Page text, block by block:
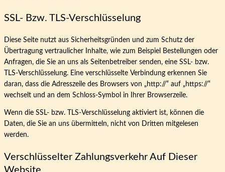
SSL- Bzw. TLS-Verschlüsselung
Diese Seite nutzt aus Sicherheitsgründen und zum Schutz der
Übertragung vertraulicher Inhalte, wie zum Beispiel Bestellungen oder
Anfragen, die Sie an uns als Seitenbetreiber senden, eine SSL- bzw.
TLS-Verschlüsselung. Eine verschlüsselte Verbindung erkennen Sie
daran, dass die Adresszeile des Browsers von „http://“ auf „https://“
wechselt und an dem Schloss-Symbol in Ihrer Browserzeile.
Wenn die SSL- bzw. TLS-Verschlüsselung aktiviert ist, können die
Daten, die Sie an uns übermitteln, nicht von Dritten mitgelesen
werden.
Verschlüsselter Zahlungsverkehr Auf Dieser